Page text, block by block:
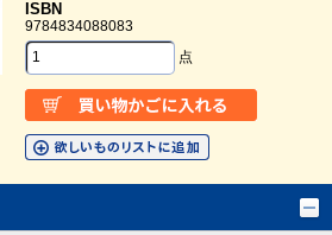
ISBN
9784834088083
点